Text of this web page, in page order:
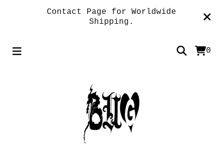
Contact Page for Worldwide
Shipping.
0